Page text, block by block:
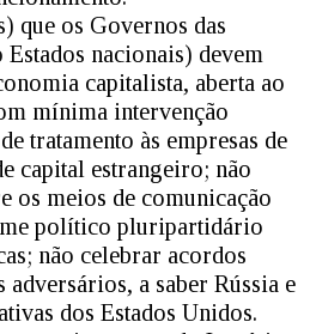
que os Governos das
nacionais) devem
capitalista, aberta ao
mínima intervenção
tratamento às empresas de
capital estrangeiro; não
os meios de comunicação
político pluripartidário
não celebrar acordos
a saber Rússia e
dos Estados Unidos.